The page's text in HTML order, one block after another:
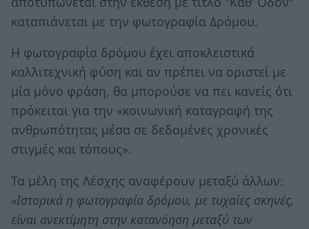
καταπιάνεται με την φωτογραφία Δρόμου.
Η φωτογραφία δρόμου έχει αποκλειστικά
καλλιτεχνική φύση και αν πρέπει να οριστεί με
μία μόνο φράση, θα μπορούσε να πει κανείς ότι
πρόκειται για την «κοινωνική καταγραφή της
ανθρωπότητας μέσα σε δεδομένες χρονικές
στιγμές και τόπους».
Τα μέλη της Λέσχης αναφέρουν μεταξύ άλλων:
«Ιστορικά η φωτογραφία δρόμου, με τυχαίες σκηνές,
είναι ανεκτίμητη στην κατανόηση μεταξύ των